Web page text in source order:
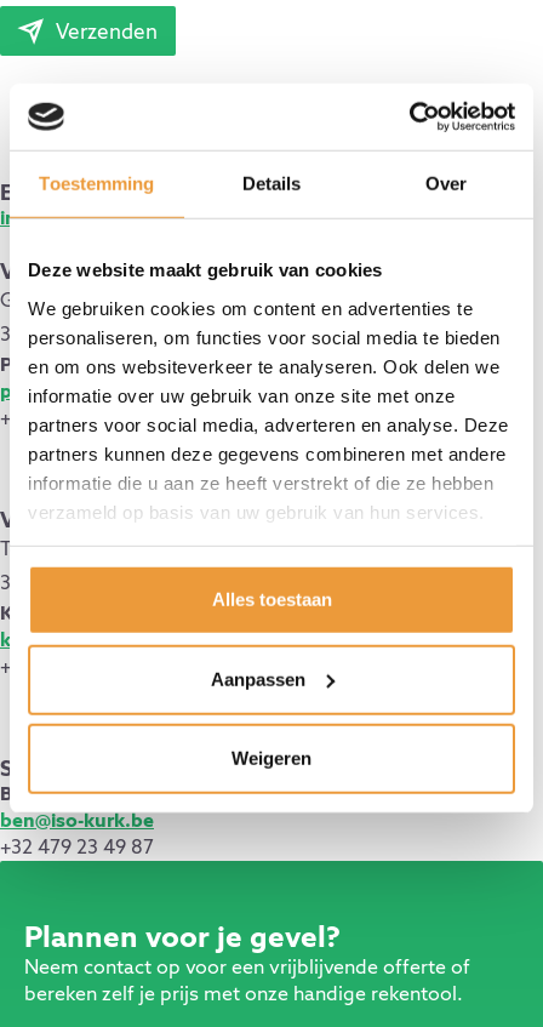
Toestemming Details Over
Deze website maakt gebruik van cookies
We gebruiken cookies om content en advertenties te
personaliseren, om functies voor social media te bieden
en om ons websiteverkeer te analyseren. Ook delen we
informatie over uw gebruik van onze site met onze
partners voor social media, adverteren en analyse. Deze
partners kunnen deze gegevens combineren met andere
informatie die u aan ze heeft verstrekt of die ze hebben
verzameld op basis van uw gebruik van hun services.
Alles toestaan
Aanpassen
Weigeren
Verzenden
E-mail
info@iso-kurk.be
Vestiging Alken
Groenmolenstraat 1113A
3570 Alken
Philippe Van den Daelen
philippe@iso-kurk.be
+32 473 55 33 46
Vestiging Aarschot
Ter Heidelaan 95B,
3200 Aarschot
Kevin Van Grimbergen
kevin@iso-kurk.be
+32 494 42 74 62
Sales
Ben Trippas
ben@iso-kurk.be
+32 479 23 49 87
Plannen voor je gevel?
Neem contact op voor een vrijblijvende offerte of
bereken zelf je prijs met onze handige rekentool.